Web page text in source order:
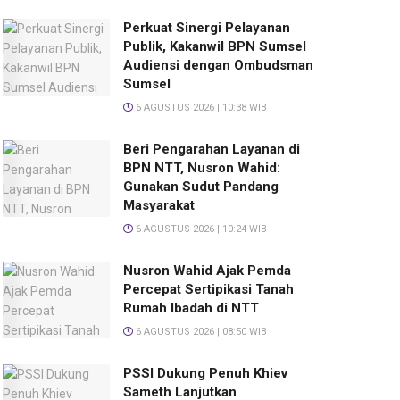
Perkuat Sinergi Pelayanan
Publik, Kakanwil BPN Sumsel
Audiensi dengan Ombudsman
Sumsel
6 AGUSTUS 2026 | 10:38 WIB
Beri Pengarahan Layanan di
BPN NTT, Nusron Wahid:
Gunakan Sudut Pandang
Masyarakat
6 AGUSTUS 2026 | 10:24 WIB
Nusron Wahid Ajak Pemda
Percepat Sertipikasi Tanah
Rumah Ibadah di NTT
6 AGUSTUS 2026 | 08:50 WIB
PSSI Dukung Penuh Khiev
Sameth Lanjutkan